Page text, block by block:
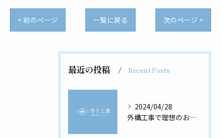
< 前のページ 一覧に戻る 次のページ >
最近の投稿 Recent Posts
2024/04/28
外構工事で理想のお家を実現！